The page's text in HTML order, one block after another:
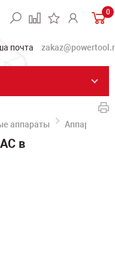
0
аппараты Аппараты
в